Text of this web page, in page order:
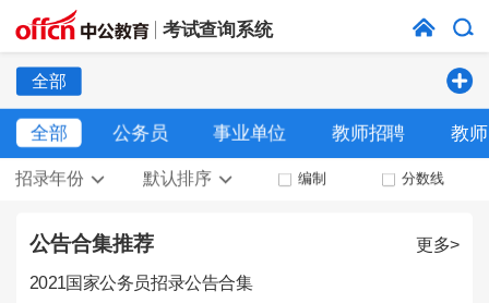
考试查询系统
全部
全部 公务员 事业单位 教师招聘 教
招录年份 默认排序 编制 分数线
更多>
公告合集推荐
2021国家公务员招录公告合集